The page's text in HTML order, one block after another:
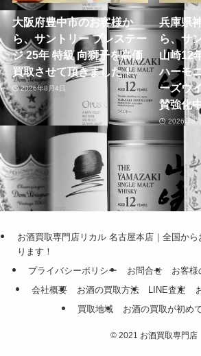
大阪府豊中市のお客様か
ら、サントリー プレステー
ジ 25年 特級 向獅子を高価
買取させて頂きました！
2026年8月4日
兵庫県
ら、サ
山崎12
ハーモ
ーズウ
賛強化
2026年8
お酒買取専門店リカル 名古屋本店｜全国か
ります！
プライバシーポリシー
お問合せ お客様
会社概要
お酒の買取方法 LINE査定
買取地域
お酒の買取が初め
©2021 お酒買取専門店